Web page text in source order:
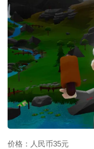
价格：人民币35元
映维网